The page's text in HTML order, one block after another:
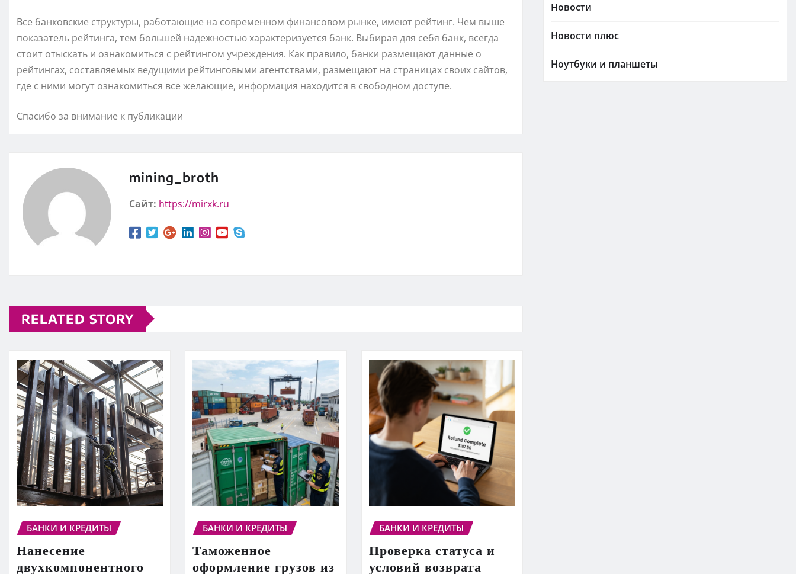
Все банковские структуры, работающие на современном финансовом рынке, имеют рейтинг. Чем выше
показатель рейтинга, тем большей надежностью характеризуется банк. Выбирая для себя банк, всегда
стоит отыскать и ознакомиться с рейтингом учреждения. Как правило, банки размещают данные о
рейтингах, составляемых ведущими рейтинговыми агентствами, размещают на страницах своих сайтов,
где с ними могут ознакомиться все желающие, информация находится в свободном доступе.
Спасибо за внимание к публикации
mining_broth
Сайт: https://mirxk.ru
RELATED STORY
БАНКИ И КРЕДИТЫ
Нанесение
двухкомпонентного
БАНКИ И КРЕДИТЫ
Таможенное
оформление грузов из
БАНКИ И КРЕДИТЫ
Проверка статуса и
условий возврата
Новости
Новости плюс
Ноутбуки и планшеты